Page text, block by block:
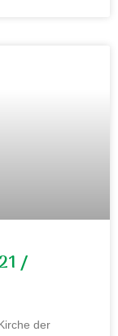
/
der